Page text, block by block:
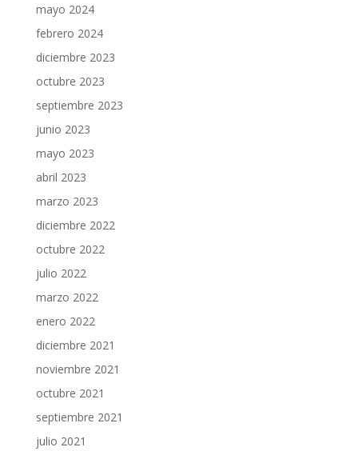
mayo 2024
febrero 2024
diciembre 2023
octubre 2023
septiembre 2023
junio 2023
mayo 2023
abril 2023
marzo 2023
diciembre 2022
octubre 2022
julio 2022
marzo 2022
enero 2022
diciembre 2021
noviembre 2021
octubre 2021
septiembre 2021
julio 2021